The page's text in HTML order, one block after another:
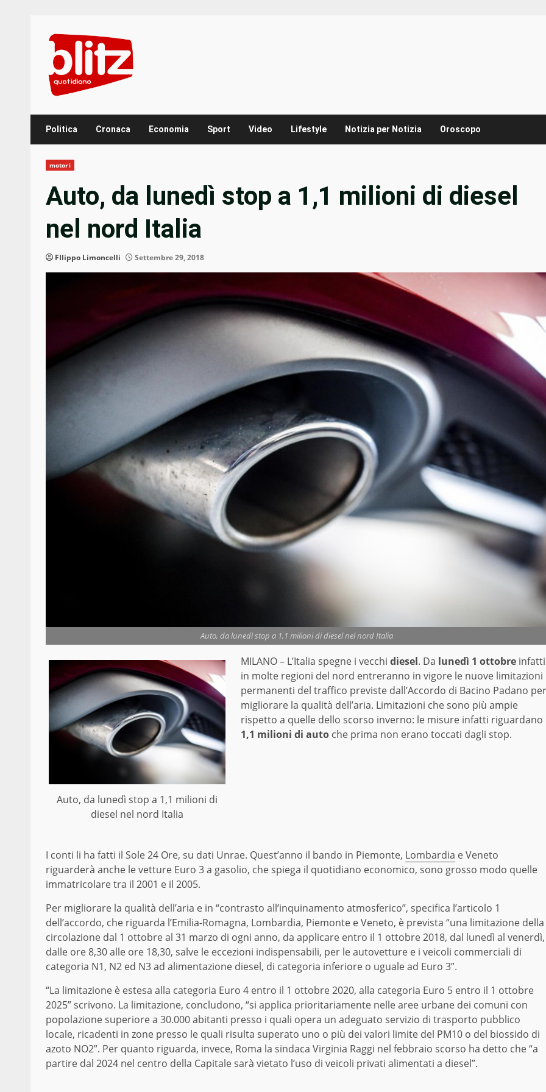
content
Politica Cronaca Economia Sport Video Lifestyle Notizia per Notizia Oroscopo
motori
Auto, da lunedì stop a 1,1 milioni di diesel
nel nord Italia
FIlippo Limoncelli Settembre 29, 2018
Auto, da lunedì stop a 1,1 milioni di diesel nel nord Italia
Auto, da lunedì stop a 1,1 milioni di
diesel nel nord Italia
MILANO – L’Italia spegne i vecchi diesel. Da lunedì 1 ottobre infatti
in molte regioni del nord entreranno in vigore le nuove limitazioni
permanenti del traffico previste dall’Accordo di Bacino Padano per
migliorare la qualità dell’aria. Limitazioni che sono più ampie
rispetto a quelle dello scorso inverno: le misure infatti riguardano
1,1 milioni di auto che prima non erano toccati dagli stop.
I conti li ha fatti il Sole 24 Ore, su dati Unrae. Quest’anno il bando in Piemonte, Lombardia e Veneto
riguarderà anche le vetture Euro 3 a gasolio, che spiega il quotidiano economico, sono grosso modo quelle
immatricolare tra il 2001 e il 2005.
Per migliorare la qualità dell’aria e in “contrasto all’inquinamento atmosferico”, specifica l’articolo 1
dell’accordo, che riguarda l’Emilia-Romagna, Lombardia, Piemonte e Veneto, è prevista “una limitazione della
circolazione dal 1 ottobre al 31 marzo di ogni anno, da applicare entro il 1 ottobre 2018, dal lunedì al venerdì,
dalle ore 8,30 alle ore 18,30, salve le eccezioni indispensabili, per le autovetture e i veicoli commerciali di
categoria N1, N2 ed N3 ad alimentazione diesel, di categoria inferiore o uguale ad Euro 3”.
“La limitazione è estesa alla categoria Euro 4 entro il 1 ottobre 2020, alla categoria Euro 5 entro il 1 ottobre
2025” scrivono. La limitazione, concludono, “si applica prioritariamente nelle aree urbane dei comuni con
popolazione superiore a 30.000 abitanti presso i quali opera un adeguato servizio di trasporto pubblico
locale, ricadenti in zone presso le quali risulta superato uno o più dei valori limite del PM10 o del biossido di
azoto NO2”. Per quanto riguarda, invece, Roma la sindaca Virginia Raggi nel febbraio scorso ha detto che “a
partire dal 2024 nel centro della Capitale sarà vietato l’uso di veicoli privati alimentati a diesel”.